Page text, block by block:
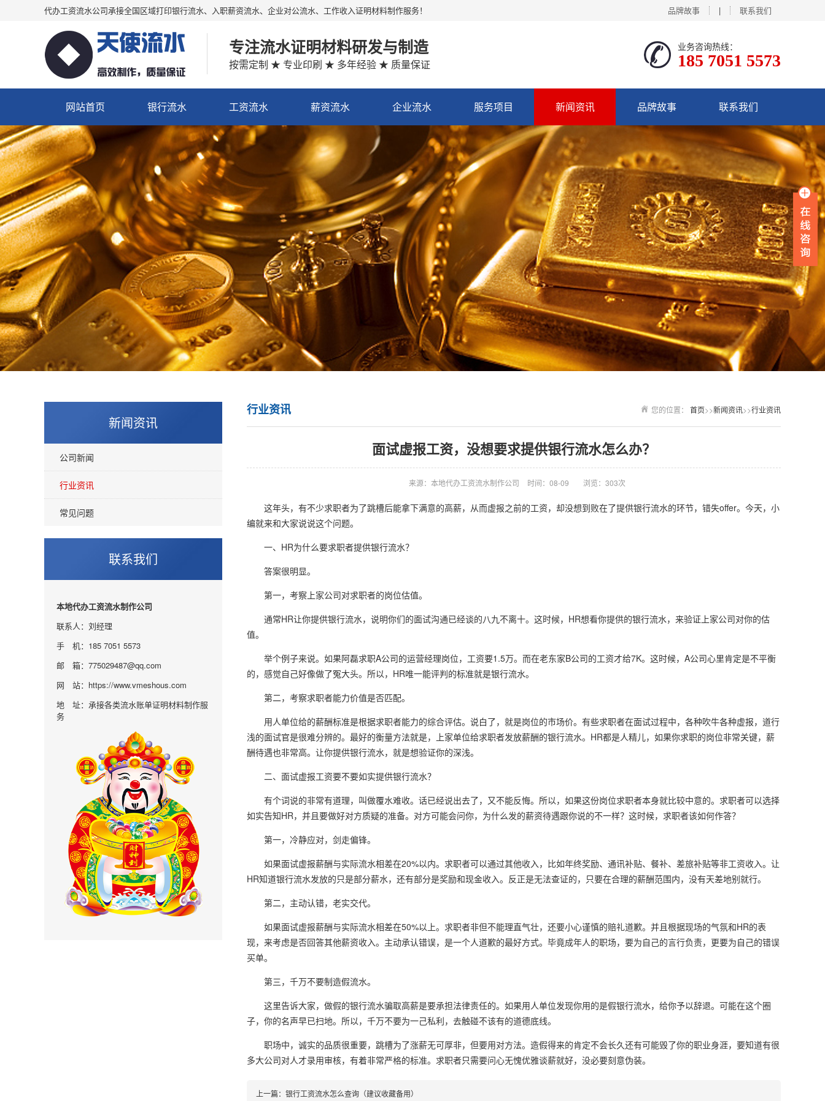
品牌故事 | 联系我们
代办工资流水公司承接全国区域打印银行流水、入职薪资流水、企业对公流水、工作收入证明材料制作服务！
专注流水证明材料研发与制造
按需定制 ★ 专业印刷 ★ 多年经验 ★ 质量保证
业务咨询热线：
185 7051 5573
网站首页 银行流水 工资流水 薪资流水 企业流水 服务项目 新闻资讯 品牌故事 联系我们
新闻资讯
公司新闻
行业资讯
常见问题
联系我们
本地代办工资流水制作公司
联系人：刘经理
手 机：185 7051 5573
邮 箱：775029487@qq.com
网 站：https://www.vmeshous.com
地 址：承接各类流水账单证明材料制作服
务
您的位置： 首页>>新闻资讯>>行业资讯
行业资讯
面试虚报工资，没想要求提供银行流水怎么办？
来源：本地代办工资流水制作公司 时间：08-09 浏览：303次
这年头，有不少求职者为了跳槽后能拿下满意的高薪，从而虚报之前的工资，却没想到败在了提供银行流水的环节，错失offer。今天，小
编就来和大家说说这个问题。
一、HR为什么要求职者提供银行流水？
答案很明显。
第一，考察上家公司对求职者的岗位估值。
通常HR让你提供银行流水，说明你们的面试沟通已经谈的八九不离十。这时候，HR想看你提供的银行流水，来验证上家公司对你的估
值。
举个例子来说。如果阿磊求职A公司的运营经理岗位，工资要1.5万。而在老东家B公司的工资才给7K。这时候，A公司心里肯定是不平衡
的，感觉自己好像做了冤大头。所以，HR唯一能评判的标准就是银行流水。
第二，考察求职者能力价值是否匹配。
用人单位给的薪酬标准是根据求职者能力的综合评估。说白了，就是岗位的市场价。有些求职者在面试过程中，各种吹牛各种虚报，道行
浅的面试官是很难分辨的。最好的衡量方法就是，上家单位给求职者发放薪酬的银行流水。HR都是人精儿，如果你求职的岗位非常关键，薪
酬待遇也非常高。让你提供银行流水，就是想验证你的深浅。
二、面试虚报工资要不要如实提供银行流水？
有个词说的非常有道理，叫做覆水难收。话已经说出去了，又不能反悔。所以，如果这份岗位求职者本身就比较中意的。求职者可以选择
如实告知HR，并且要做好对方质疑的准备。对方可能会问你，为什么发的薪资待遇跟你说的不一样？这时候，求职者该如何作答？
第一，冷静应对，剑走偏锋。
如果面试虚报薪酬与实际流水相差在20%以内。求职者可以通过其他收入，比如年终奖励、通讯补贴、餐补、差旅补贴等非工资收入。让
HR知道银行流水发放的只是部分薪水，还有部分是奖励和现金收入。反正是无法查证的，只要在合理的薪酬范围内，没有天差地别就行。
第二，主动认错，老实交代。
如果面试虚报薪酬与实际流水相差在50%以上。求职者非但不能理直气壮，还要小心谨慎的赔礼道歉。并且根据现场的气氛和HR的表
现，来考虑是否回答其他薪资收入。主动承认错误，是一个人道歉的最好方式。毕竟成年人的职场，要为自己的言行负责，更要为自己的错误
买单。
第三，千万不要制造假流水。
这里告诉大家，做假的银行流水骗取高薪是要承担法律责任的。如果用人单位发现你用的是假银行流水，给你予以辞退。可能在这个圈
子，你的名声早已扫地。所以，千万不要为一己私利，去触碰不该有的道德底线。
职场中，诚实的品质很重要，跳槽为了涨薪无可厚非，但要用对方法。造假得来的肯定不会长久还有可能毁了你的职业身涯，要知道有很
多大公司对人才录用审核，有着非常严格的标准。求职者只需要问心无愧优雅谈薪就好，没必要刻意伪装。
上一篇： 银行工资流水怎么查询（建议收藏备用）